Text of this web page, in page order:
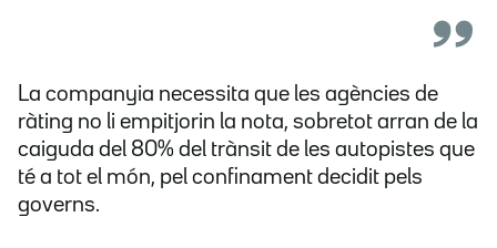
La companyia necessita que les agències de
ràting no li empitjorin la nota, sobretot arran de la
caiguda del 80% del trànsit de les autopistes que
té a tot el món, pel confinament decidit pels
governs.